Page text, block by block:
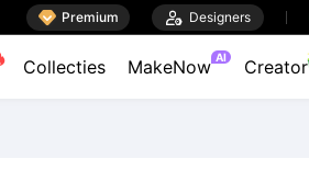
 Premium  Designers
Collecties MakeNow AI Creator